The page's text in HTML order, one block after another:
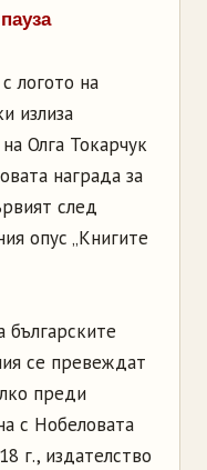
логото на
излиза
Олга Токарчук
награда за
след
опус „Книгите
българските
се превеждат
преди
с Нобеловата
г., издателство